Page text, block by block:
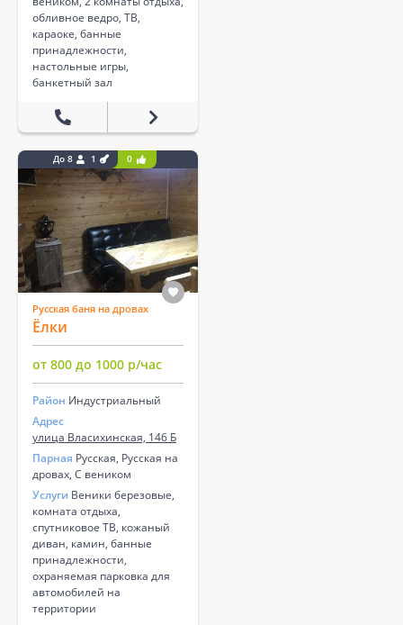
обливное ведро, ТВ,
караоке, банные
принадлежности,
настольные игры,
банкетный зал
До 8 1 0
Русская баня на дровах
Ёлки
от 800 до 1000 р/час
Район Индустриальный
Адрес
улица Власихинская, 146 Б
Парная Русская, Русская на
дровах, С веником
Услуги Веники березовые,
комната отдыха,
спутниковое ТВ, кожаный
диван, камин, банные
принадлежности,
охраняемая парковка для
автомобилей на
территории